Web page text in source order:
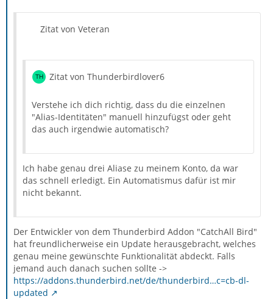
Zitat von Veteran
Zitat von Thunderbirdlover6
Verstehe ich dich richtig, dass du die einzelnen
"Alias-Identitäten" manuell hinzufügst oder geht
das auch irgendwie automatisch?
Ich habe genau drei Aliase zu meinem Konto, da war
das schnell erledigt. Ein Automatismus dafür ist mir
nicht bekannt.
Der Entwickler von dem Thunderbird Addon "CatchAll Bird"
hat freundlicherweise ein Update herausgebracht, welches
genau meine gewünschte Funktionalität abdeckt. Falls
jemand auch danach suchen sollte ->
https://addons.thunderbird.net/de/thunderbird…c=cb-dl-
updated